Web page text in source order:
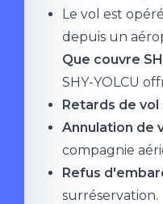
Le vol est
depuis un
Que couvre
SHY-YOLCU
Retards de vol
Annulation de
compagnie
Refus
surréservation.